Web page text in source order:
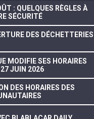
: QUELQUES RÈGLES À
SÉCURITÉ
DES DÉCHETTERIES
MODIFIE SES HORAIRES
27 JUIN 2026
DES HORAIRES DES